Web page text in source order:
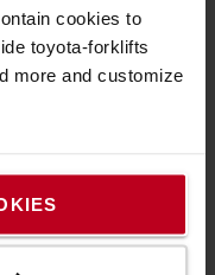
cookies to
toyota-forklifts
more and customize